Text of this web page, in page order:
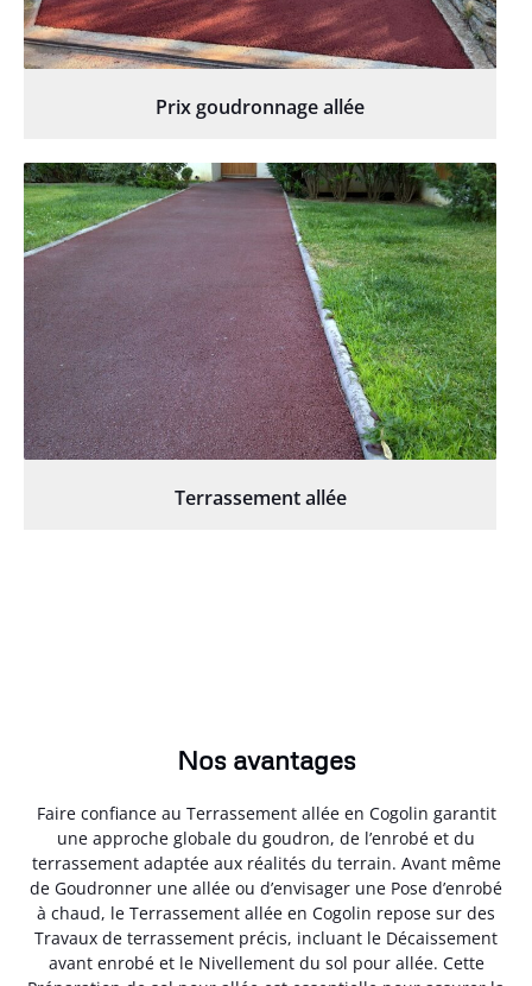
Prix goudronnage allée
Terrassement allée
Nos avantages
Faire confiance au Terrassement allée en Cogolin garantit
une approche globale du goudron, de l’enrobé et du
terrassement adaptée aux réalités du terrain. Avant même
de Goudronner une allée ou d’envisager une Pose d’enrobé
à chaud, le Terrassement allée en Cogolin repose sur des
Travaux de terrassement précis, incluant le Décaissement
avant enrobé et le Nivellement du sol pour allée. Cette